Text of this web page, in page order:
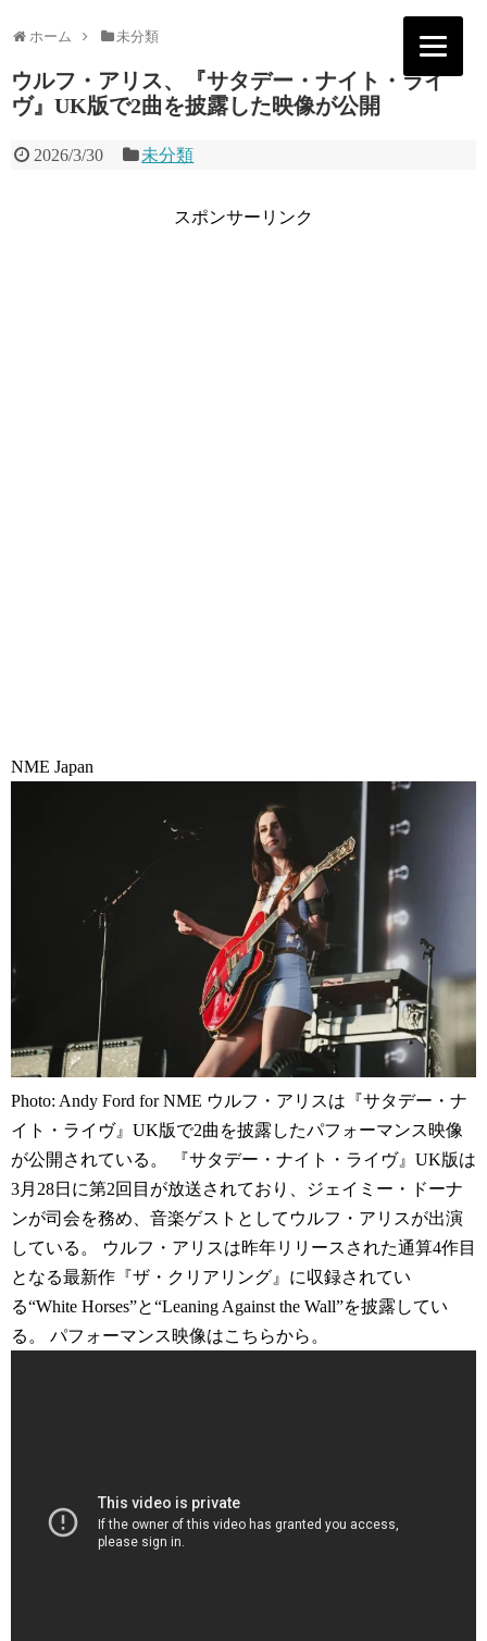
ホーム 未分類
ウルフ・アリス、『サタデー・ナイト・ライ
ヴ』UK版で2曲を披露した映像が公開
2026/3/30 未分類
スポンサーリンク
NME Japan
Photo: Andy Ford for NME ウルフ・アリスは『サタデー・ナ
イト・ライヴ』UK版で2曲を披露したパフォーマンス映像
が公開されている。 『サタデー・ナイト・ライヴ』UK版は
3月28日に第2回目が放送されており、ジェイミー・ドーナ
ンが司会を務め、音楽ゲストとしてウルフ・アリスが出演
している。 ウルフ・アリスは昨年リリースされた通算4作目
となる最新作『ザ・クリアリング』に収録されてい
る“White Horses”と“Leaning Against the Wall”を披露してい
る。 パフォーマンス映像はこちらから。